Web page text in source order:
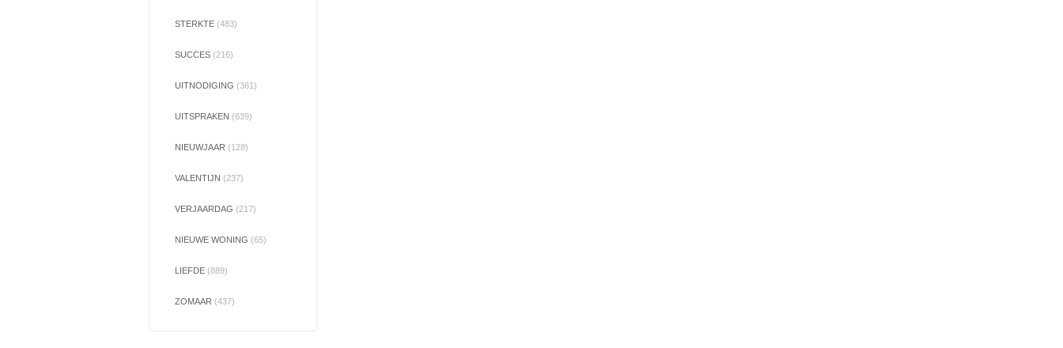
STERKTE (483)
SUCCES (216)
UITNODIGING (361)
UITSPRAKEN (639)
NIEUWJAAR (128)
VALENTIJN (237)
VERJAARDAG (217)
NIEUWE WONING (65)
LIEFDE (889)
ZOMAAR (437)